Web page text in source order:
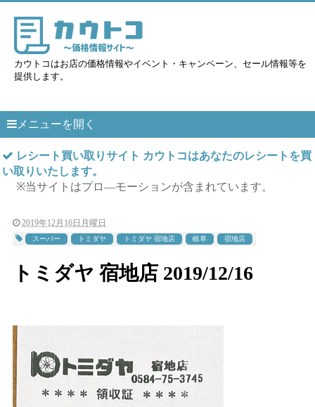
カウトコはお店の価格情報やイベント・キャンペーン、セール情報等を
提供します。
メニューを開く
レシート買い取りサイト カウトコはあなたのレシートを買
い取りいたします。
※当サイトはプロ―モーションが含まれています。
2019年12月16日月曜日
スーパー トミダヤ トミダヤ 宿地店 岐阜 宿地店
トミダヤ 宿地店 2019/12/16